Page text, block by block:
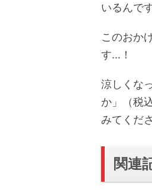
いるんで
このおか
す…！
涼しくな
か」（税
みてくだ
関連